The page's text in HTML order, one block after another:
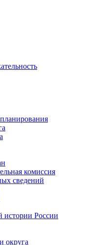
комиссия
сведений
истории России
округа